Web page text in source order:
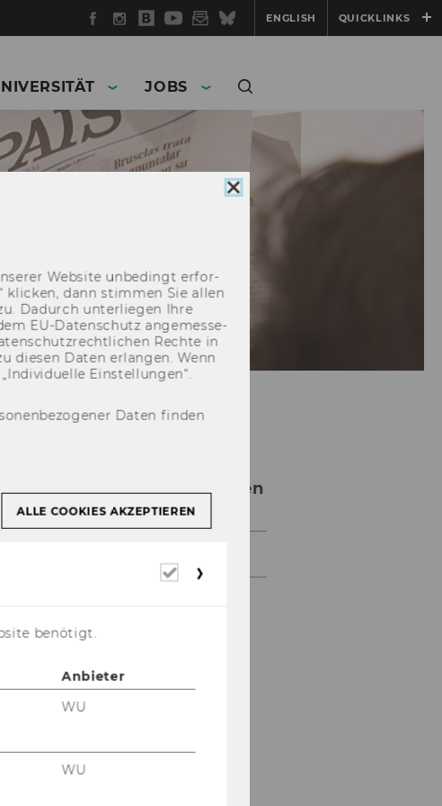
Facebook
Instagram
WU
Blog
YouTube
Newsletter
BlueskyENGLISH QUICKLINKS
JOBS
Presseaussendungen
Cookie
Web­site un­be­dingt er­for­
kli­cken, dann stim­men Sie allen
Da­durch un­ter­lie­gen Ihre
EU-​Datenschutz an­ge­mes­se­
Rech­te in
die­sen Daten er­lan­gen. Wenn
Ein­stel­lun­gen“.
Daten finden
ALLE COOKIES AKZEPTIEREN
Erforderliche
benötigt.
Anbieter
WU
WU